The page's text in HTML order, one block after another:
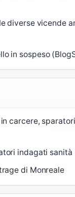
diverse vicende
in sospeso
carcere,
indagati sanità
di Monreale